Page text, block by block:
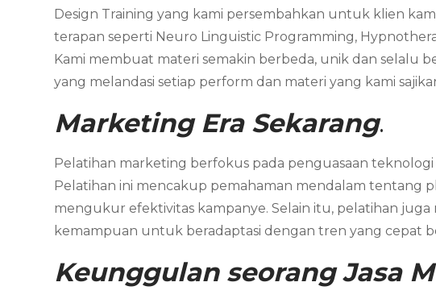
Design Training yang kami persembahkan untuk klien
terapan seperti Neuro Linguistic Programming,
Kami membuat materi semakin berbeda, unik dan selalu
yang melandasi setiap perform dan materi yang kami
Marketing Era Sekarang.
Pelatihan marketing berfokus pada penguasaan
Pelatihan ini mencakup pemahaman mendalam tentang
mengukur efektivitas kampanye. Selain itu, pelatihan
kemampuan untuk beradaptasi dengan tren yang cepat
Keunggulan seorang Jasa